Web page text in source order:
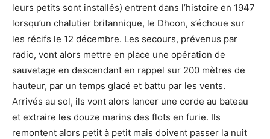
leurs petits sont installés) entrent dans l’histoire en 1947
lorsqu’un chalutier britannique, le Dhoon, s’échoue sur
les récifs le 12 décembre. Les secours, prévenus par
radio, vont alors mettre en place une opération de
sauvetage en descendant en rappel sur 200 mètres de
hauteur, par un temps glacé et battu par les vents.
Arrivés au sol, ils vont alors lancer une corde au bateau
et extraire les douze marins des flots en furie. Ils
remontent alors petit à petit mais doivent passer la nuit